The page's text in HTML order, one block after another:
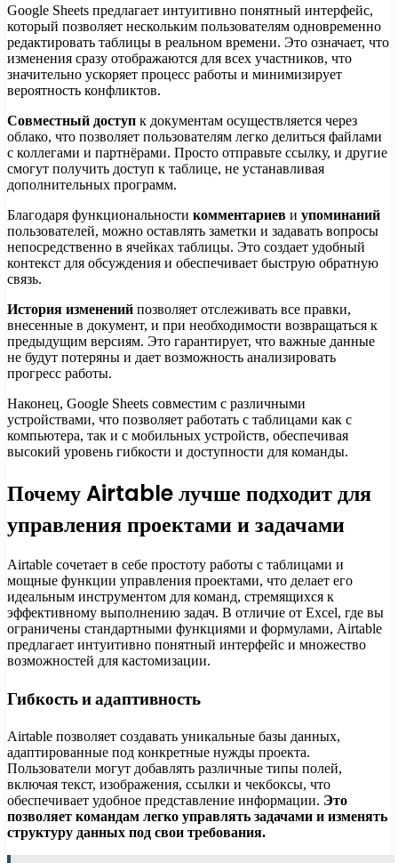
Google Sheets предлагает интуитивно понятный интерфейс,
который позволяет нескольким пользователям одновременно
редактировать таблицы в реальном времени. Это означает, что
изменения сразу отображаются для всех участников, что
значительно ускоряет процесс работы и минимизирует
вероятность конфликтов.
Совместный доступ к документам осуществляется через
облако, что позволяет пользователям легко делиться файлами
с коллегами и партнёрами. Просто отправьте ссылку, и другие
смогут получить доступ к таблице, не устанавливая
дополнительных программ.
Благодаря функциональности комментариев и упоминаний
пользователей, можно оставлять заметки и задавать вопросы
непосредственно в ячейках таблицы. Это создает удобный
контекст для обсуждения и обеспечивает быструю обратную
связь.
История изменений позволяет отслеживать все правки,
внесенные в документ, и при необходимости возвращаться к
предыдущим версиям. Это гарантирует, что важные данные
не будут потеряны и дает возможность анализировать
прогресс работы.
Наконец, Google Sheets совместим с различными
устройствами, что позволяет работать с таблицами как с
компьютера, так и с мобильных устройств, обеспечивая
высокий уровень гибкости и доступности для команды.
Почему Airtable лучше подходит для
управления проектами и задачами
Airtable сочетает в себе простоту работы с таблицами и
мощные функции управления проектами, что делает его
идеальным инструментом для команд, стремящихся к
эффективному выполнению задач. В отличие от Excel, где вы
ограничены стандартными функциями и формулами, Airtable
предлагает интуитивно понятный интерфейс и множество
возможностей для кастомизации.
Гибкость и адаптивность
Airtable позволяет создавать уникальные базы данных,
адаптированные под конкретные нужды проекта.
Пользователи могут добавлять различные типы полей,
включая текст, изображения, ссылки и чекбоксы, что
обеспечивает удобное представление информации. Это
позволяет командам легко управлять задачами и изменять
структуру данных под свои требования.